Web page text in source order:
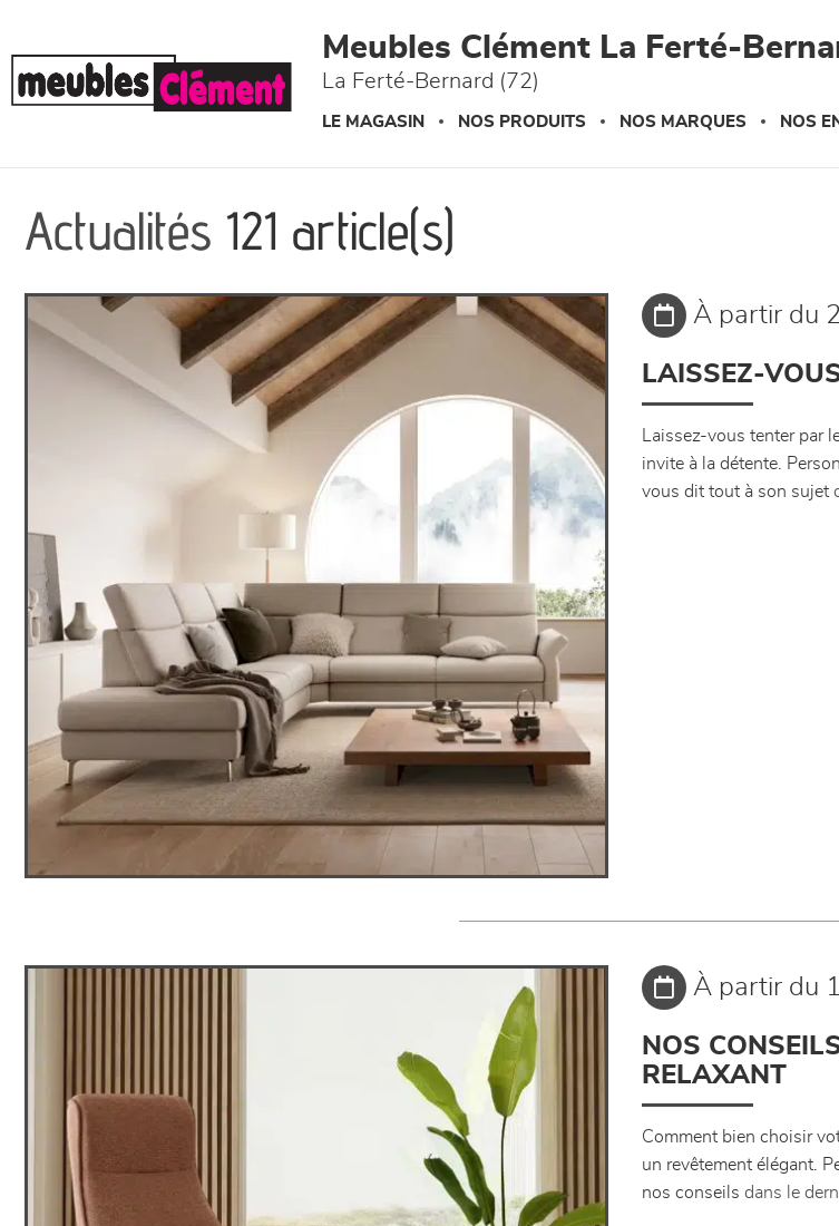
Meubles Clément La Ferté-
La Ferté-Bernard (72)
LE MAGASIN NOS PRODUITS NOS MARQUES NOS
Actualités 121 article(s)
À partir du
LAISSEZ-
Laissez-vous tenter par
invite à la détente.
vous dit tout à son sujet
À partir du
NOS
RELAXANT
Comment bien choisir
un revêtement élégant.
nos conseilsdans le